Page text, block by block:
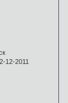
12-2011